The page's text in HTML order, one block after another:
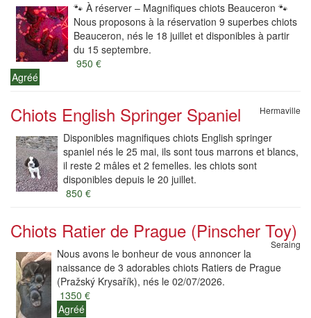
🐾 À réserver – Magnifiques chiots Beauceron 🐾
Nous proposons à la réservation 9 superbes chiots
Beauceron, nés le 18 juillet et disponibles à partir
du 15 septembre.
950 €
Agréé
Chiots English Springer Spaniel Hermaville
Disponibles magnifiques chiots English springer
spaniel nés le 25 mai, ils sont tous marrons et blancs,
il reste 2 mâles et 2 femelles. les chiots sont
disponibles depuis le 20 juillet.
850 €
Chiots Ratier de Prague (Pinscher Toy)
Seraing
Nous avons le bonheur de vous annoncer la
naissance de 3 adorables chiots Ratiers de Prague
(Pražský Krysařík), nés le 02/07/2026.
1350 €
Agréé